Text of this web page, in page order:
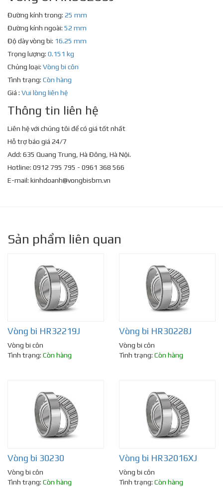
Đường kính trong: 25 mm
Đường kính ngoài: 52 mm
Độ dày vòng bi: 16.25 mm
Trọng lượng: 0.151 kg
Chủng loại: Vòng bi côn
Tình trạng: Còn hàng
Giá : Vui lòng liên hệ
Thông tin liên hệ
Liên hệ với chúng tôi để có giá tốt nhất
Hỗ trợ báo giá 24/7
Add: 635 Quang Trung, Hà Đông, Hà Nội.
Hotline: 0912 795 795 - 0961 368 566
E-mail: kinhdoanh@vongbisbm.vn
Sản phẩm liên quan
Vòng bi HR32219J
Vòng bi côn
Tình trạng: Còn hàng
Vòng bi HR30228J
Vòng bi côn
Tình trạng: Còn hàng
Vòng bi 30230
Vòng bi côn
Tình trạng: Còn hàng
Vòng bi HR32016XJ
Vòng bi côn
Tình trạng: Còn hàng